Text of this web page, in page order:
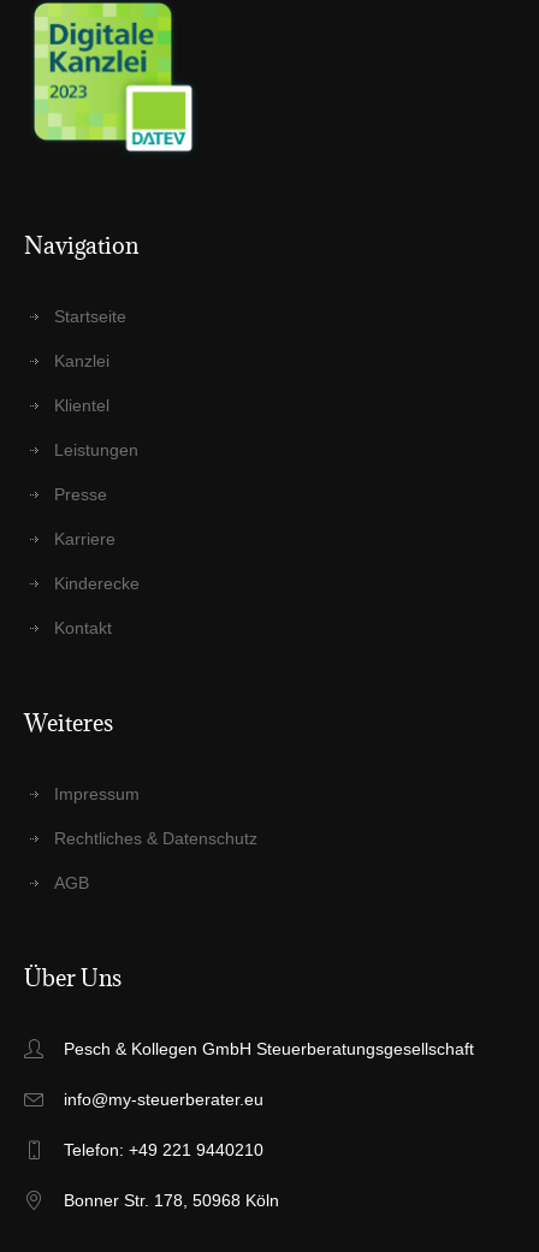
Navi­ga­ti­on
Start­sei­te
Kanz­lei
Kli­en­tel
Leis­tun­gen
Pres­se
Kar­rie­re
Kin­der­ecke
Kon­takt
Wei­te­res
Impres­sum
Recht­li­ches & Datenschutz
AGB
Über Uns
Pesch & Kollegen GmbH Steuerberatungsgesellschaft
info@my-steuerberater.eu
Telefon: +49 221 9440210
Bonner Str. 178, 50968 Köln